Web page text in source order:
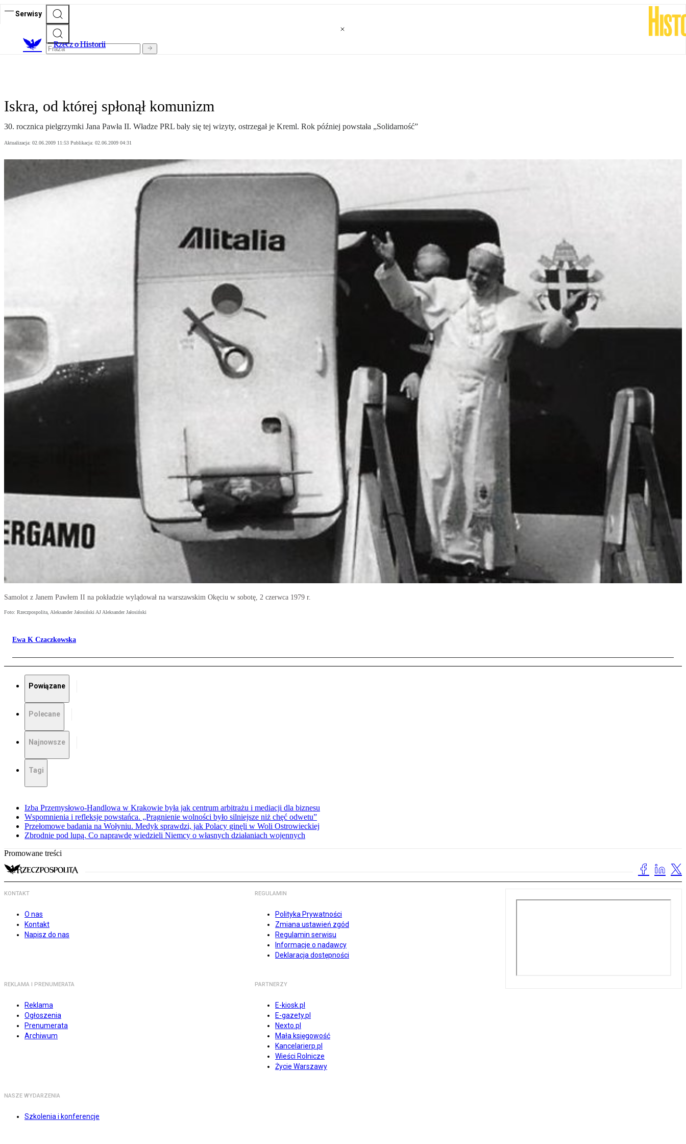
Serwisy
Rzecz o Historii
Iskra, od której spłonął komunizm
30. rocznica pielgrzymki Jana Pawła II. Władze PRL bały się tej wizyty, ostrzegał je Kreml. Rok później powstała „Solidarność”
Aktualizacja: 02.06.2009 11:53 Publikacja: 02.06.2009 04:31
Samolot z Janem Pawłem II na pokładzie wylądował na warszawskim Okęciu w sobotę, 2 czerwca 1979 r.
Foto: Rzeczpospolita, Aleksander Jałosiński AJ Aleksander Jałosiński
Ewa K Czaczkowska
Powiązane
Polecane
Najnowsze
Tagi
Izba Przemysłowo-Handlowa w Krakowie była jak centrum arbitrażu i mediacji dla biznesu
Wspomnienia i refleksje powstańca. „Pragnienie wolności było silniejsze niż chęć odwetu”
Przełomowe badania na Wołyniu. Medyk sprawdzi, jak Polacy ginęli w Woli Ostrowieckiej
Zbrodnie pod lupą. Co naprawdę wiedzieli Niemcy o własnych działaniach wojennych
Promowane treści
KONTAKT
O nas
Kontakt
Napisz do nas
REGULAMIN
Polityka Prywatności
Zmiana ustawień zgód
Regulamin serwisu
Informacje o nadawcy
Deklaracja dostępności
REKLAMA I PRENUMERATA
Reklama
Ogłoszenia
Prenumerata
Archiwum
PARTNERZY
E-kiosk.pl
E-gazety.pl
Nexto.pl
Mała księgowość
Kancelarierp.pl
Wieści Rolnicze
Życie Warszawy
NASZE WYDARZENIA
Szkolenia i konferencje